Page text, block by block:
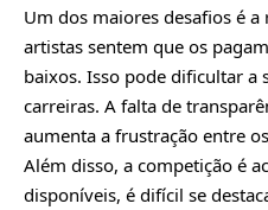
Um dos maiores desafios é
artistas sentem que os
baixos. Isso pode dificultar a
carreiras. A falta de
aumenta a frustração entre
Além disso, a competição é
disponíveis, é difícil se